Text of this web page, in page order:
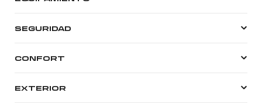
SEGURIDAD
CONFORT
EXTERIOR